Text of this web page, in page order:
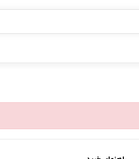
خرید قسطی با ترب‌پی